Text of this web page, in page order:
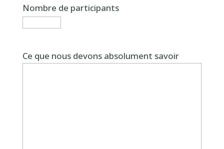
Nombre de participants
Ce que nous devons absolument savoir